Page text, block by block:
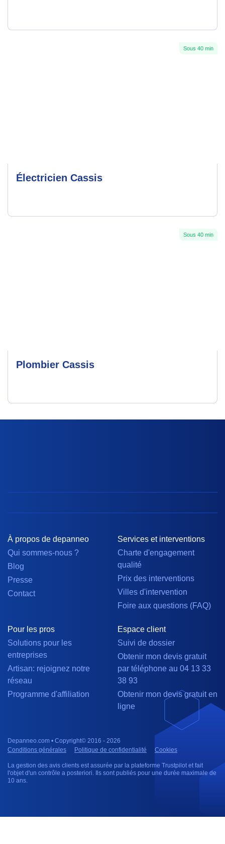
Sous 40 min
Électricien Cassis
Sous 40 min
Plombier Cassis
À propos de depanneo
Qui sommes-nous ?
Blog
Presse
Contact
Services et interventions
Charte d'engagement
qualité
Prix des interventions
Villes d'intervention
Foire aux questions (FAQ)
Pour les pros
Solutions pour les
entreprises
Artisan: rejoignez notre
réseau
Programme d'affiliation
Espace client
Suivi de dossier
Obtenir mon devis gratuit
par téléphone au 04 13 33
38 93
Obtenir mon devis gratuit en
ligne
Depanneo.com • Copyright© 2016 - 2026
Conditions générales
Politique de confidentialité Cookies
La gestion des avis clients est assurée par la plateforme Trustpilot et fait
l'objet d'un contrôle a posteriori. Ils sont publiés pour une durée maximale de
10 ans.